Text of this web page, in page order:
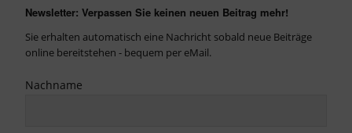
Newsletter: Verpassen Sie keinen neuen Beitrag mehr!
Sie erhalten automatisch eine Nachricht sobald neue Beiträge
online bereitstehen - bequem per eMail.
Nachname